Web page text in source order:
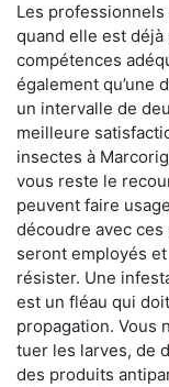
Les
quand elle est
compétences
également qu’une
un intervalle de
meilleure
insectes à
vous reste le
peuvent faire
découdre avec
seront employés
résister. Une
est un fléau qui
propagation. Vous
tuer les larves, de
des produits